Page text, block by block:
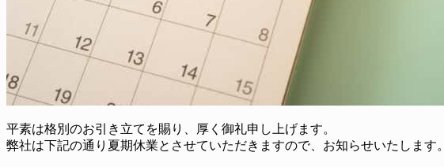
平素は格別のお引き立てを賜り、厚く御礼申し上げます。
弊社は下記の通り夏期休業とさせていただきますので、お知らせいたします。